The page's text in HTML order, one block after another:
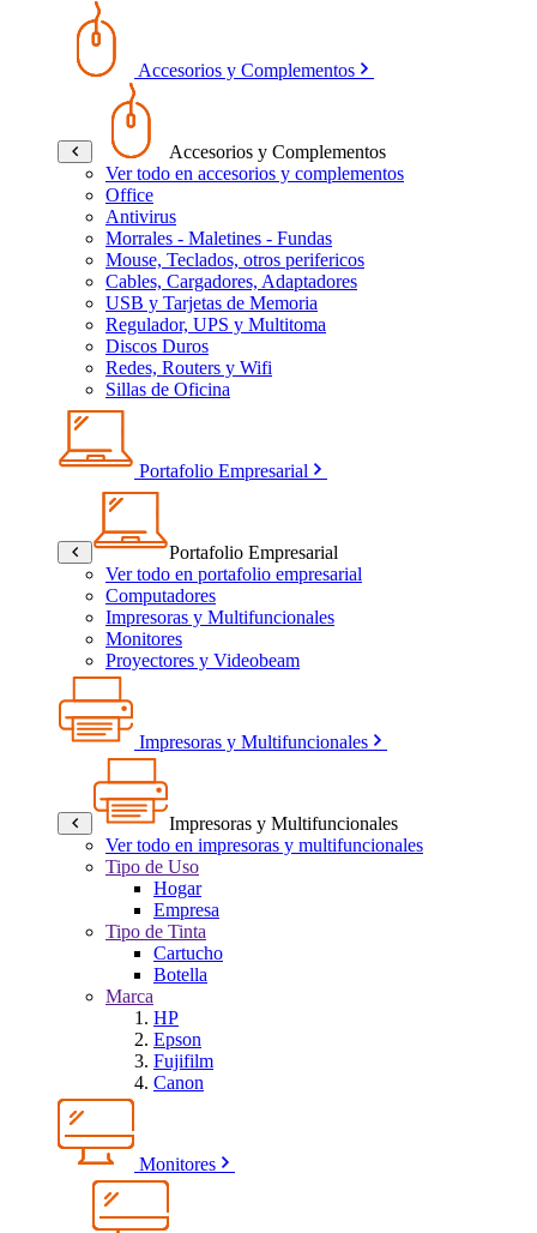
Accesorios y Complementos
Accesorios y Complementos
Ver todo en accesorios y complementos
Office
Antivirus
Morrales - Maletines - Fundas
Mouse, Teclados, otros perifericos
Cables, Cargadores, Adaptadores
USB y Tarjetas de Memoria
Regulador, UPS y Multitoma
Discos Duros
Redes, Routers y Wifi
Sillas de Oficina
Portafolio Empresarial
Portafolio Empresarial
Ver todo en portafolio empresarial
Computadores
Impresoras y Multifuncionales
Monitores
Proyectores y Videobeam
Impresoras y Multifuncionales
Impresoras y Multifuncionales
Ver todo en impresoras y multifuncionales
Tipo de Uso
Hogar
Empresa
Tipo de Tinta
Cartucho
Botella
Marca
HP
Epson
Fujifilm
Canon
Monitores